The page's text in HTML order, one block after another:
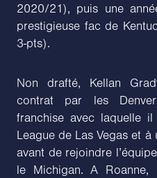
2020/21), puis une
prestigieuse fac de
3-pts).
Non drafté, Kellan
contrat par les
franchise avec laquelle
League de Las Vegas et
avant de rejoindre
le Michigan. A